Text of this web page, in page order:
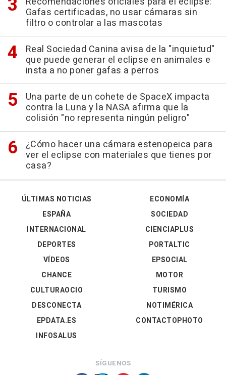
Gafas certificadas, no usar cámaras sin
filtro o controlar a las mascotas
Real Sociedad Canina avisa de la "inquietud"
que puede generar el eclipse en animales e
insta a no poner gafas a perros
Una parte de un cohete de SpaceX impacta
contra la Luna y la NASA afirma que la
colisión "no representa ningún peligro"
¿Cómo hacer una cámara estenopeica para
ver el eclipse con materiales que tienes por
casa?
ÚLTIMAS NOTICIAS
ESPAÑA
INTERNACIONAL
DEPORTES
VÍDEOS
ECONOMÍA
SOCIEDAD
CIENCIAPLUS
PORTALTIC
EPSOCIAL
CHANCE
CULTURAOCIO
DESCONECTA
EPDATA.ES
INFOSALUS
MOTOR
TURISMO
NOTIMÉRICA
CONTACTOPHOTO
SÍGUENOS